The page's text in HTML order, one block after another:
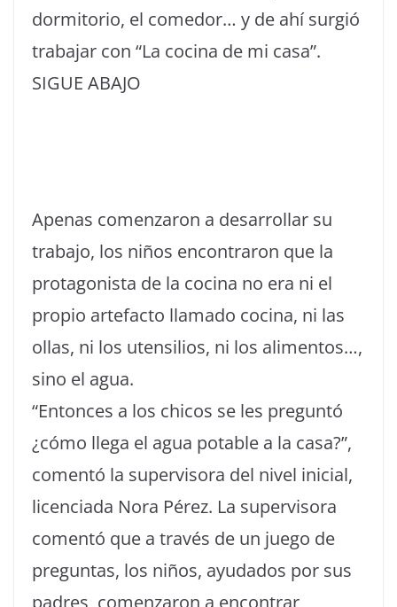
dormitorio, el comedor… y de ahí surgió
trabajar con “La cocina de mi casa”.
SIGUE ABAJO
Apenas comenzaron a desarrollar su
trabajo, los niños encontraron que la
protagonista de la cocina no era ni el
propio artefacto llamado cocina, ni las
ollas, ni los utensilios, ni los alimentos…,
sino el agua.
“Entonces a los chicos se les preguntó
¿cómo llega el agua potable a la casa?”,
comentó la supervisora del nivel inicial,
licenciada Nora Pérez. La supervisora
comentó que a través de un juego de
preguntas, los niños, ayudados por sus
padres, comenzaron a encontrar